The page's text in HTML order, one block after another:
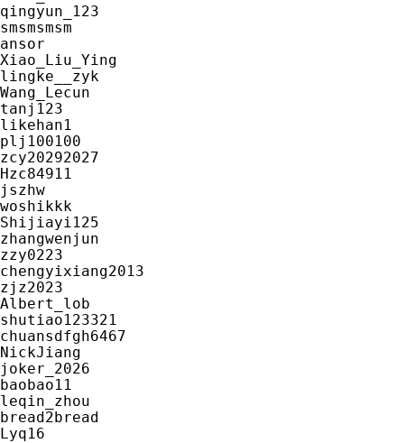
qingyun_123
smsmsmsm
ansor
Xiao_Liu_Ying
lingke__zyk
Wang_Lecun
tanj123
likehan1
plj100100
zcy20292027
Hzc84911
jszhw
woshikkk
Shijiayi125
zhangwenjun
zzy0223
chengyixiang2013
zjz2023
Albert_lob
shutiao123321
chuansdfgh6467
NickJiang
joker_2026
baobao11
leqin_zhou
bread2bread
Lyq16